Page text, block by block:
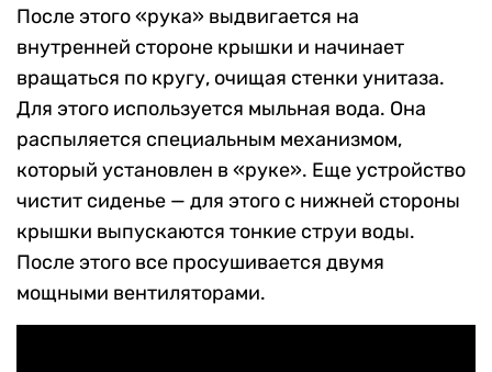
После этого «рука» выдвигается на
внутренней стороне крышки и начинает
вращаться по кругу, очищая стенки унитаза.
Для этого используется мыльная вода. Она
распыляется специальным механизмом,
который установлен в «руке». Еще устройство
чистит сиденье — для этого с нижней стороны
крышки выпускаются тонкие струи воды.
После этого все просушивается двумя
мощными вентиляторами.